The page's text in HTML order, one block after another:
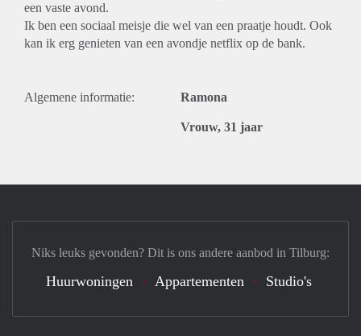
een vaste avond.
Ik ben een sociaal meisje die wel van een praatje houdt. Ook
kan ik erg genieten van een avondje netflix op de bank.
Algemene informatie: Ramona
Vrouw, 31 jaar
Niks leuks gevonden? Dit is ons andere aanbod in Tilburg:
Huurwoningen Appartementen Studio's